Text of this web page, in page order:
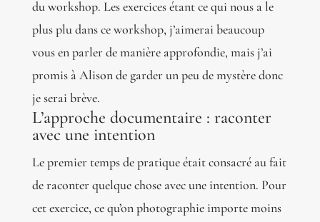
du workshop. Les exercices étant ce qui nous a le
plus plu dans ce workshop, j’aimerai beaucoup
vous en parler de manière approfondie, mais j’ai
promis à Alison de garder un peu de mystère donc
je serai brève.
L’approche documentaire : raconter
avec une intention
Le premier temps de pratique était consacré au fait
de raconter quelque chose avec une intention. Pour
cet exercice, ce qu’on photographie importe moins